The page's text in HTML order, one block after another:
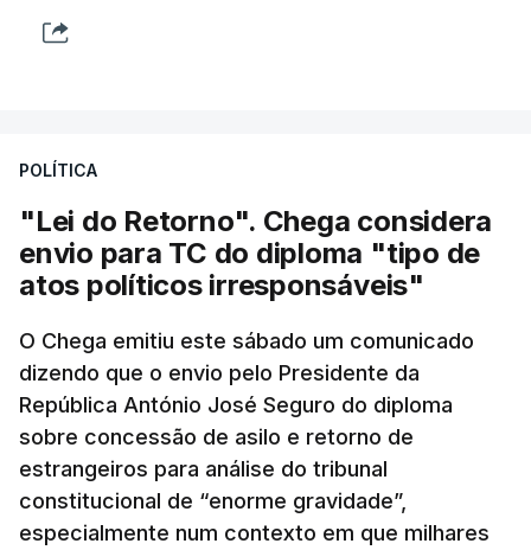
POLÍTICA
"Lei do Retorno". Chega considera
envio para TC do diploma "tipo de
atos políticos irresponsáveis"
O Chega emitiu este sábado um comunicado
dizendo que o envio pelo Presidente da
República António José Seguro do diploma
sobre concessão de asilo e retorno de
estrangeiros para análise do tribunal
constitucional de “enorme gravidade”,
especialmente num contexto em que milhares